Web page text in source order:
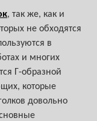
, так же, как и
не обходятся
в
и многих
Г-образной
которые
довольно